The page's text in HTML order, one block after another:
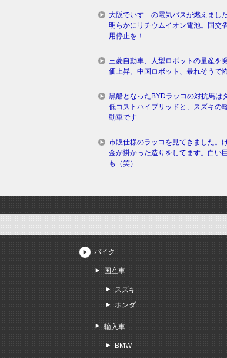
大阪でいすゞの電気バスが燃えまし
明らかにリチウムイオン電池。国交
用停止を！
三菱自動車、人型ロボットの量産を
価上昇。中国ロボット、暴れそうで
黒船となったBYDラッコの対抗馬は
低コストハイブリッドと、スズキの
動車です
市販仕様のラッコを見てきました。
金が掛かった造りをしてます。白い
も（笑）
バイク
国産車
スズキ
ホンダ
輸入車
BMW